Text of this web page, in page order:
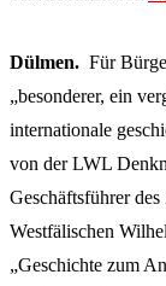
Dülmen. Für
„besonderer, ein
internationale
von der LWL
Geschäftsführer
Westfälischen
„Geschichte zum